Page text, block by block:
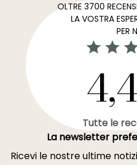
OLTRE 3700
LA VOSTRA
PER
Tutte le
La newsletter
Ricevi le nostre ultime